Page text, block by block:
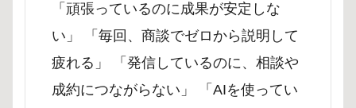
「頑張っているのに成果が安定しな
い」 「毎回、商談でゼロから説明して
疲れる」 「発信しているのに、相談や
成約につながらない」 「AIを使ってい